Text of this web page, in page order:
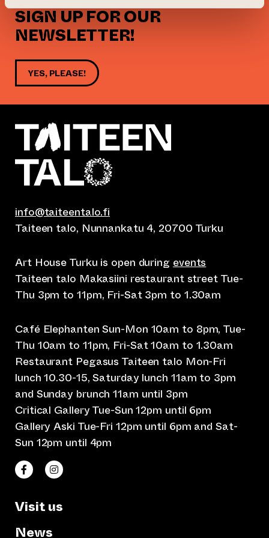
SIGN UP FOR OUR
NEWSLETTER!
YES, PLEASE!
info@taiteentalo.fi
Taiteen talo, Nunnankatu 4, 20700 Turku
Art House Turku is open during events
Taiteen talo Makasiini restaurant street Tue-
Thu 3pm to 11pm, Fri-Sat 3pm to 1.30am
Café Elephanten Sun-Mon 10am to 8pm, Tue-
Thu 10am to 11pm, Fri-Sat 10am to 1.30am
Restaurant Pegasus Taiteen talo Mon-Fri
lunch 10.30-15, Saturday lunch 11am to 3pm
and Sunday brunch 11am until 3pm
Critical Gallery Tue-Sun 12pm until 6pm
Gallery Aski Tue-Fri 12pm until 6pm and Sat-
Sun 12pm until 4pm
Taiteen talo Facebookissa
(opens an external website)
Taiteen talo Instagramissa
(opens an external website)
Visit us
News